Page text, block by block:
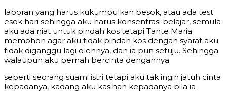
laporan yang harus kukumpulkan besok, atau ada test
esok hari sehingga aku harus konsentrasi belajar, semula
aku ada niat untuk pindah kos tetapi Tante Maria
memohon agar aku tidak pindah kos dengan syarat aku
tidak diganggu lagi olehnya, dan ia pun setuju. Sehingga
walaupun aku pernah bercinta dengannya
seperti seorang suami istri tetapi aku tak ingin jatuh cinta
kepadanya, kadang aku kasihan kepadanya bila ia